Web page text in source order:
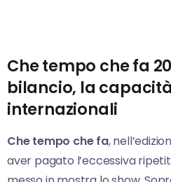
Che tempo che fa
bilancio, la
internazionali
Che tempo che fa,
aver pagato l’eccessiva